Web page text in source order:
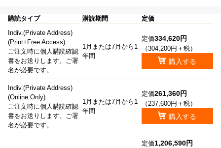
購読タイプ 購読期間
定価
Indiv.(Private Address)
(Print+Free Access)
ご注文時に個人購読確認
書をお送りします。ご署
名が必要です。
1月または7月から1
年間
定価334,620円
（304,200円＋税）
購入する
Indiv.(Private Address)
(Online Only)
ご注文時に個人購読確認
書をお送りします。ご署
名が必要です。
1月または7月から1
年間
定価261,360円
（237,600円＋税）
購入する
定価1,206,590円